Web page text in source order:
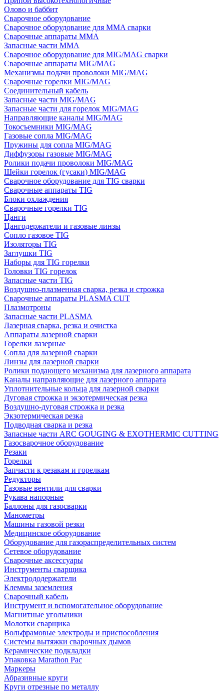
Олово и баббит
Сварочное оборудование
Сварочное оборудование для MMA сварки
Сварочные аппараты MMA
Запасные части MMA
Сварочное оборудование для MIG/MAG сварки
Сварочные аппараты MIG/MAG
Механизмы подачи проволоки MIG/MAG
Сварочные горелки MIG/MAG
Соединительный кабель
Запасные части MIG/MAG
Запасные части для горелок MIG/MAG
Направляющие каналы MIG/MAG
Токосъемники MIG/MAG
Газовые сопла MIG/MAG
Пружины для сопла MIG/MAG
Диффузоры газовые MIG/MAG
Ролики подачи проволоки MIG/MAG
Шейки горелок (гусаки) MIG/MAG
Сварочное оборудование для TIG сварки
Сварочные аппараты TIG
Блоки охлаждения
Сварочные горелки TIG
Цанги
Цангодержатели и газовые линзы
Сопло газовое TIG
Изоляторы TIG
Заглушки TIG
Наборы для TIG горелки
Головки TIG горелок
Запасные части TIG
Воздушно-плазменная сварка, резка и строжка
Сварочные аппараты PLASMA CUT
Плазмотроны
Запасные части PLASMA
Лазерная сварка, резка и очистка
Аппараты лазерной сварки
Горелки лазерные
Сопла для лазерной сварки
Линзы для лазерной сварки
Ролики подающего механизма для лазерного аппарата
Каналы направляющие для лазерного аппарата
Уплотнительные кольца для лазерной сварки
Дуговая строжка и экзотермическая резка
Воздушно-дуговая строжка и резка
Экзотермическая резка
Подводная сварка и резка
Запасные части ARC GOUGING & EXOTHERMIC CUTTING
Газосварочное оборудование
Резаки
Горелки
Запчасти к резакам и горелкам
Редукторы
Газовые вентили для сварки
Рукава напорные
Баллоны для газосварки
Манометры
Машины газовой резки
Медицинское оборудование
Оборудование для газораспределительных систем
Сетевое оборудование
Сварочные аксессуары
Инструменты сварщика
Электрододержатели
Клеммы заземления
Сварочный кабель
Инструмент и вспомогательное оборудование
Магнитные угольники
Молотки сварщика
Вольфрамовые электроды и приспособления
Системы вытяжки сварочных дымов
Керамические подкладки
Упаковка Marathon Pac
Маркеры
Абразивные круги
Круги отрезные по металлу